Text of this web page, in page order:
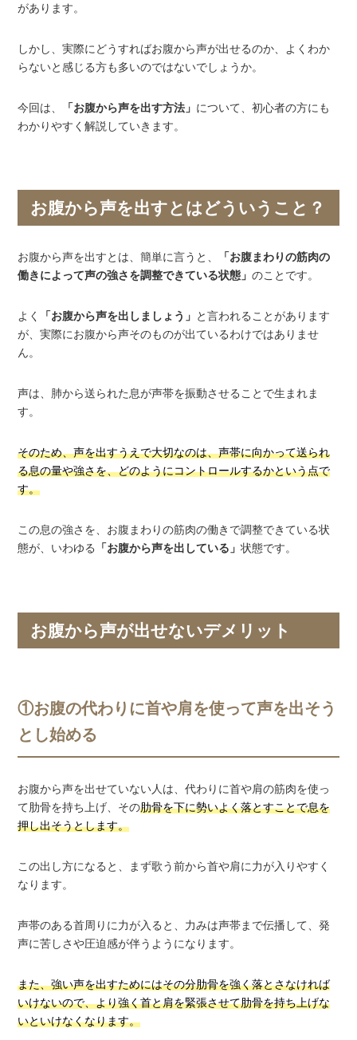
があります。
しかし、実際にどうすればお腹から声が出せるのか、よくわか
らないと感じる方も多いのではないでしょうか。
今回は、 「お腹から声を出す方法」 について、初心者の方にも
わかりやすく解説していきます。
お腹から声を出すとはどういうこと？
お腹から声を出すとは、簡単に言うと、
「お腹まわりの筋肉の
働きによって声の強さを調整できている状態」のことです。
よく 「お腹から声を出しましょう」 と言われることがあります
が、実際にお腹から声そのものが出ているわけではありませ
ん。
声は、肺から送られた息が声帯を振動させることで生まれま
す。
そのため、声を出すうえで大切なのは、声帯に向かって送られ
る息の量や強さを、どのようにコントロールするかという点で
す。
この息の強さを、お腹まわりの筋肉の働きで調整できている状
態が、いわゆる
「お腹から声を出している」状態です。
お腹から声が出せないデメリット
①お腹の代わりに首や肩を使って声を出そう
とし始める
お腹から声を出せていない人は、代わりに首や肩の筋肉を使っ
て肋骨を持ち上げ、その肋骨を下に勢いよく落とすことで息を
押し出そうとします。
この出し方になると、まず歌う前から首や肩に力が入りやすく
なります。
声帯のある首周りに力が入ると、力みは声帯まで伝播して、発
声に苦しさや圧迫感が伴うようになります。
また、強い声を出すためにはその分肋骨を強く落とさなければ
いけないので、より強く首と肩を緊張させて肋骨を持ち上げな
いといけなくなります。